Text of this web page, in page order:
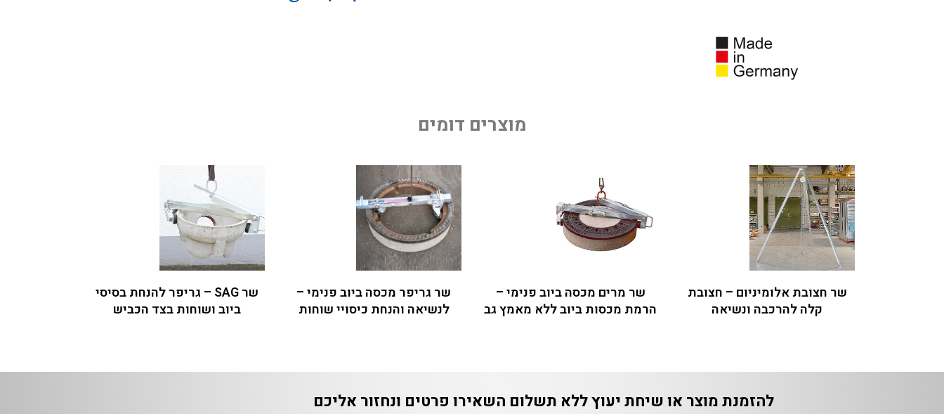
מוצרים דומים
שר חצובת אלומיניום – חצובת
קלה להרכבה ונשיאה
שר מרים מכסה ביוב פנימי –
הרמת מכסות ביוב ללא מאמץ גב
שר גריפר מכסה ביוב פנימי –
לנשיאה והנחת כיסויי שוחות
שר SAG – גריפר להנחת בסיסי
ביוב ושוחות בצד הכביש
להזמנת מוצר או שיחת יעוץ ללא תשלום השאירו פרטים ונחזור אליכם